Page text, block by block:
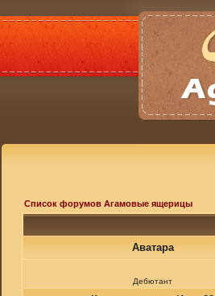
Список форумов Агамовые ящерицы
Аватара
Дебютант